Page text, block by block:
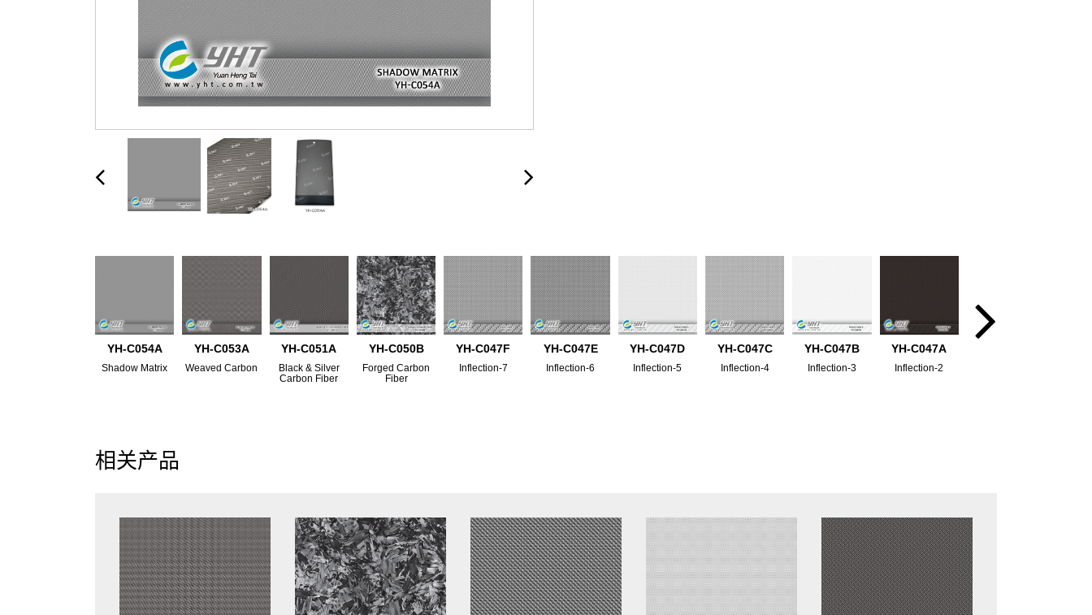
YH-C054A
Shadow Matrix
YH-C053A
Weaved Carbon
YH-C051A
Black & Silver
Carbon Fiber
YH-C050B
Forged Carbon
Fiber
YH-C047F
Inflection-7
YH-C047E
Inflection-6
YH-C047D
Inflection-5
YH-C047C
Inflection-4
YH-C047B
Inflection-3
YH-C047A
Inflection-2
相关产品